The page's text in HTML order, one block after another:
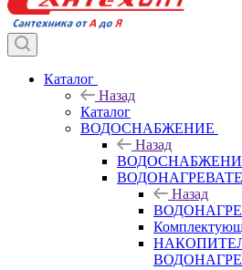
Каталог
Назад
Каталог
ВОДОСНАБЖЕНИЕ
Назад
Назад